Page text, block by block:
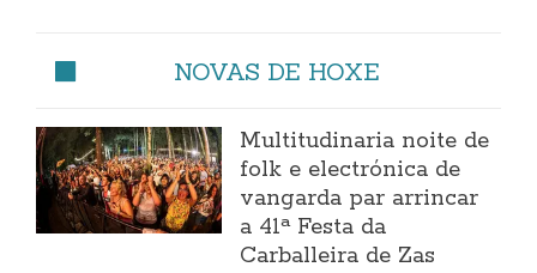
NOVAS DE HOXE
Multitudinaria noite de
folk e electrónica de
vangarda par arrincar
a 41ª Festa da
Carballeira de Zas